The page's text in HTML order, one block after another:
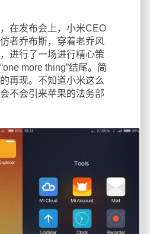
发布会上，小米CEO
者乔布斯，穿着老乔风
进行了一场进行精心策
more thing”结尾。简
再现。不知道小米这么
不会引来苹果的法务部